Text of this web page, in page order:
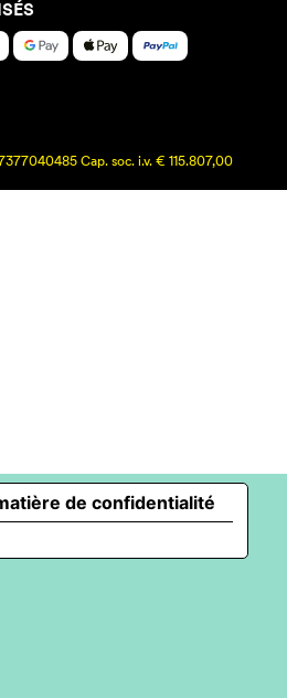
Cap. soc. i.v. € 115.807,00
de confidentialité